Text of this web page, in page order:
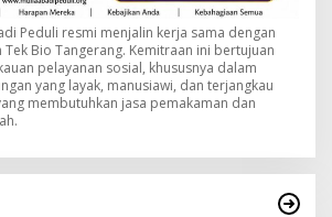
Peduli resmi menjalin kerja sama dengan
Tek Bio Tangerang. Kemitraan ini bertujuan
pelayanan sosial, khususnya dalam
yang layak, manusiawi, dan terjangkau
membutuhkan jasa pemakaman dan